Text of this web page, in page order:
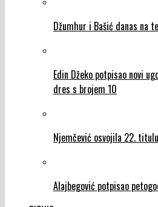
Džumhur i Bašić danas na
Edin Džeko potpisao novi
dres s brojem 10
Njemčević osvojila 22.
Alajbegović potpisao